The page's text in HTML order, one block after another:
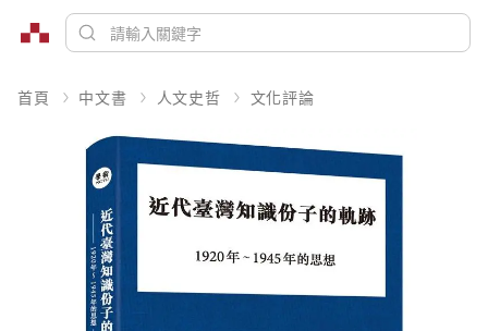
首頁 中文書 人文史哲 文化評論